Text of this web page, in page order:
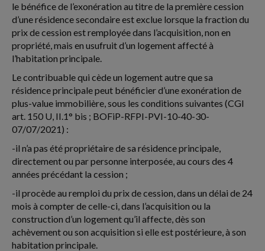
le bénéfice de l’exonération au titre de la première cession
d’une résidence secondaire est exclue lorsque la fraction du
prix de cession est remployée dans l’acquisition, non en
propriété, mais en usufruit d’un logement affecté à
l’habitation principale.
Le contribuable qui cède un logement autre que sa
résidence principale peut bénéficier d’une exonération de
plus-value immobilière, sous les conditions suivantes (CGI
art. 150 U, II.1° bis ; BOFiP-RFPI-PVI-10-40-30-
07/07/2021) :
-il n’a pas été propriétaire de sa résidence principale,
directement ou par personne interposée, au cours des 4
années précédant la cession ;
-il procède au remploi du prix de cession, dans un délai de 24
mois à compter de celle-ci, dans l’acquisition ou la
construction d’un logement qu’il affecte, dès son
achèvement ou son acquisition si elle est postérieure, à son
habitation principale.